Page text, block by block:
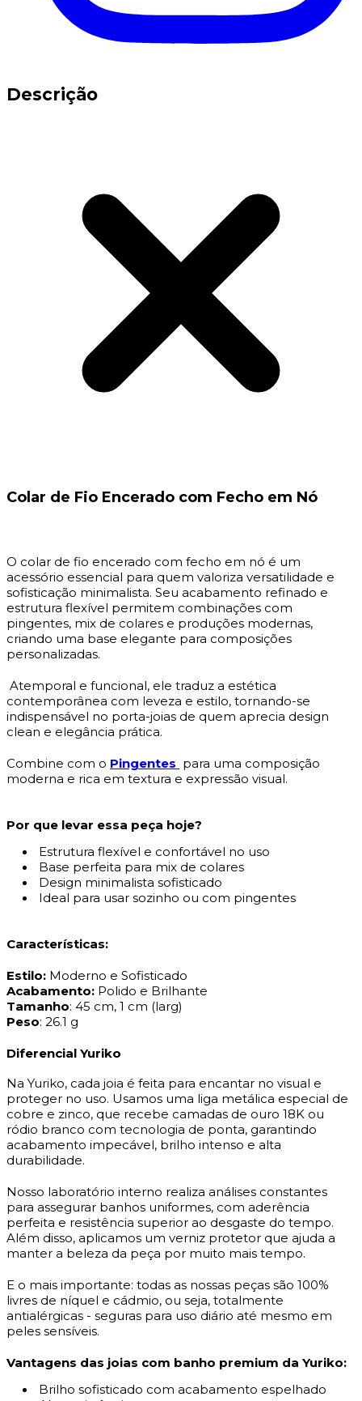
Descrição
Colar de Fio Encerado com Fecho em Nó
O colar de fio encerado com fecho em nó é um
acessório essencial para quem valoriza versatilidade e
sofisticação minimalista. Seu acabamento refinado e
estrutura flexível permitem combinações com
pingentes, mix de colares e produções modernas,
criando uma base elegante para composições
personalizadas.
Atemporal e funcional, ele traduz a estética
contemporânea com leveza e estilo, tornando-se
indispensável no porta-joias de quem aprecia design
clean e elegância prática.
Combine com o Pingentes para uma composição
moderna e rica em textura e expressão visual.
Por que levar essa peça hoje?
Estrutura flexível e confortável no uso
Base perfeita para mix de colares
Design minimalista sofisticado
Ideal para usar sozinho ou com pingentes
Características:
Estilo: Moderno e Sofisticado
Acabamento: Polido e Brilhante
Tamanho: 45 cm, 1 cm (larg)
Peso: 26.1 g
Diferencial Yuriko
Na Yuriko, cada joia é feita para encantar no visual e
proteger no uso. Usamos uma liga metálica especial de
cobre e zinco, que recebe camadas de ouro 18K ou
ródio branco com tecnologia de ponta, garantindo
acabamento impecável, brilho intenso e alta
durabilidade.
Nosso laboratório interno realiza análises constantes
para assegurar banhos uniformes, com aderência
perfeita e resistência superior ao desgaste do tempo.
Além disso, aplicamos um verniz protetor que ajuda a
manter a beleza da peça por muito mais tempo.
E o mais importante: todas as nossas peças são 100%
livres de níquel e cádmio, ou seja, totalmente
antialérgicas - seguras para uso diário até mesmo em
peles sensíveis.
Vantagens das joias com banho premium da Yuriko:
Brilho sofisticado com acabamento espelhado